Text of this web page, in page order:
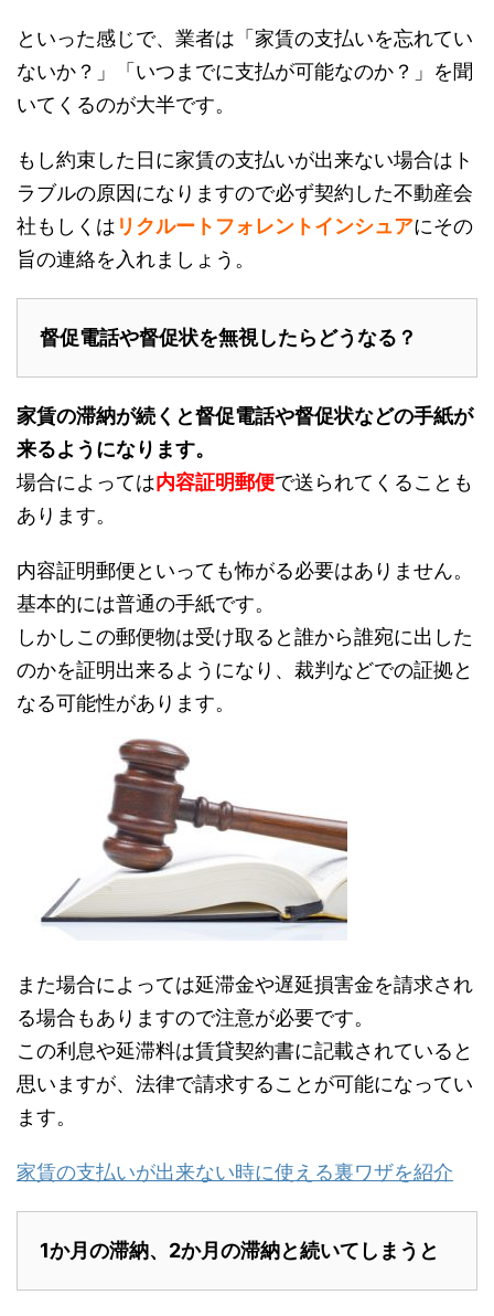
といった感じで、業者は「家賃の支払いを忘れてい
ないか？」「いつまでに支払が可能なのか？」を聞
いてくるのが大半です。
もし約束した日に家賃の支払いが出来ない場合はト
ラブルの原因になりますので必ず契約した不動産会
社もしくは リクルートフォレントインシュアにその
旨の連絡を入れましょう。
督促電話や督促状を無視したらどうなる？
家賃の滞納が続くと督促電話や督促状などの手紙が
来るようになります。
場合によっては内容証明郵便で送られてくることも
あります。
内容証明郵便といっても怖がる必要はありません。
基本的には普通の手紙です。
しかしこの郵便物は受け取ると誰から誰宛に出した
のかを証明出来るようになり、裁判などでの証拠と
なる可能性があります。
また場合によっては延滞金や遅延損害金を請求され
る場合もありますので注意が必要です。
この利息や延滞料は賃貸契約書に記載されていると
思いますが、法律で請求することが可能になってい
ます。
家賃の支払いが出来ない時に使える裏ワザを紹介
1か月の滞納、2か月の滞納と続いてしまうと